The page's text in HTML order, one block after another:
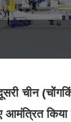
चीन
आमंत्रित